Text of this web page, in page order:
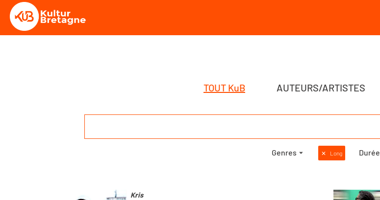
TOUT KuB AUTEURS/ARTISTES
Genres ✕ Long Durée
Kris